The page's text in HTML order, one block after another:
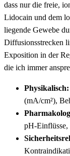
⁣dass nur ‍die freie,
Lidocain und dem⁤
liegende Gewebe⁢
Diffusionsstrecken
Exposition in⁢ der
die ich immer
Physikalisch:
(mA/cm²),